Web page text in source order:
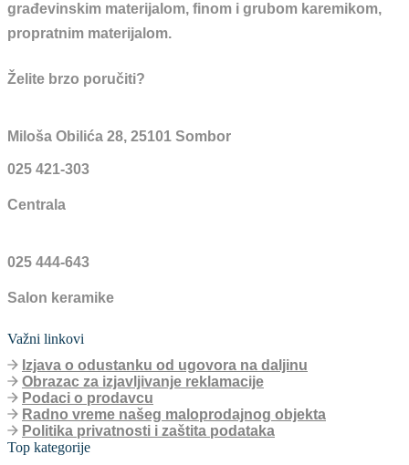
građevinskim materijalom, finom i grubom karemikom,
propratnim materijalom.
Želite brzo poručiti?
Miloša Obilića 28, 25101 Sombor
025 421-303
Centrala
025 444-643
Salon keramike
Važni linkovi
Izjava o odustanku od ugovora na daljinu
Obrazac za izjavljivanje reklamacije
Podaci o prodavcu
Radno vreme našeg maloprodajnog objekta
Politika privatnosti i zaštita podataka
Top kategorije